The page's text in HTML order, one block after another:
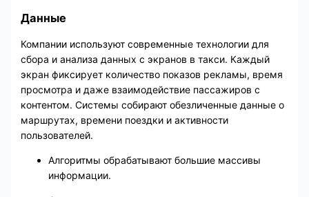
Данные
Компании используют современные технологии для
сбора и анализа данных с экранов в такси. Каждый
экран фиксирует количество показов рекламы, время
просмотра и даже взаимодействие пассажиров с
контентом. Системы собирают обезличенные данные о
маршрутах, времени поездки и активности
пользователей.
Алгоритмы обрабатывают большие массивы
информации.